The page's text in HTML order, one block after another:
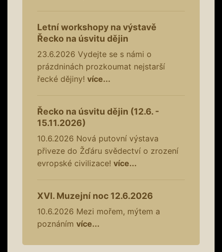
Letní workshopy na výstavě
Řecko na úsvitu dějin
23.6.2026 Vydejte se s námi o
prázdninách prozkoumat nejstarší
řecké dějiny! více...
Řecko na úsvitu dějin (12.6. -
15.11.2026)
10.6.2026 Nová putovní výstava
přiveze do Žďáru svědectví o zrození
evropské civilizace! více...
XVI. Muzejní noc 12.6.2026
10.6.2026 Mezi mořem, mýtem a
poznáním více...